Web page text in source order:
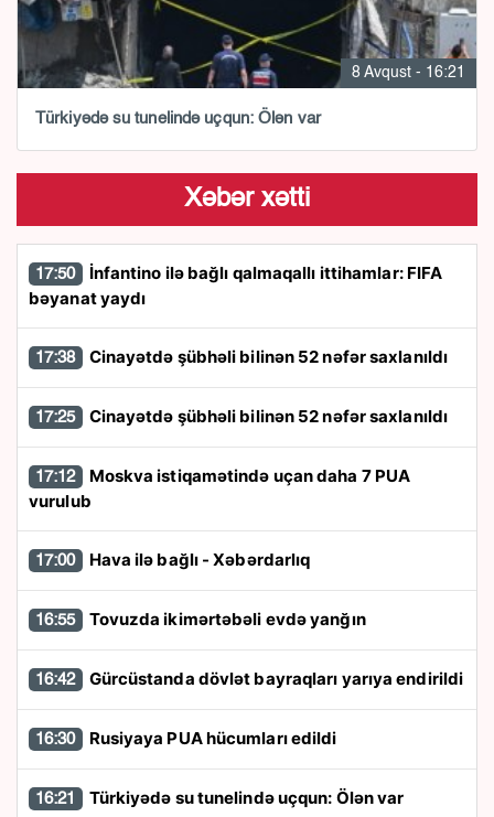
8 Avqust - 16:21
Türkiyədə su tunelində uçqun: Ölən var
Xəbər xətti
17:50
bəyanat yaydı
17:38 Cinayətdə şübhəli bilinən 52 nəfər saxlanıldı
17:25 Cinayətdə şübhəli bilinən 52 nəfər saxlanıldı
17:12
vurulub
17:00 Hava ilə bağlı - Xəbərdarlıq
16:55 Tovuzda ikimərtəbəli evdə yanğın
16:42 Gürcüstanda dövlət bayraqları yarıya endirildi
16:30 Rusiyaya PUA hücumları edildi
16:21 Türkiyədə su tunelində uçqun: Ölən var